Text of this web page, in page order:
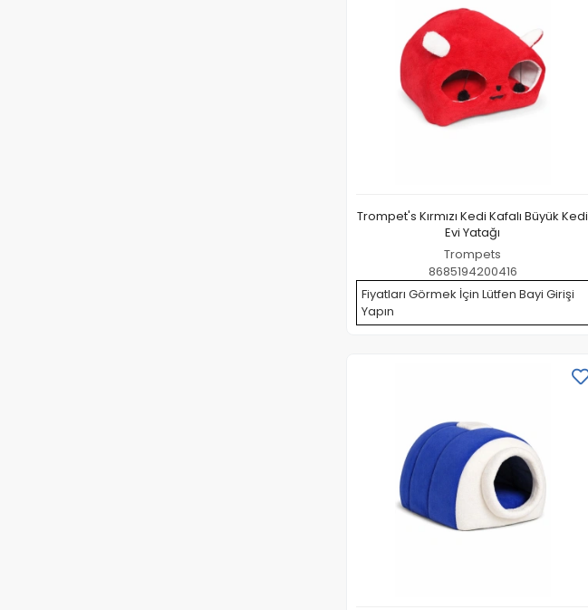
Trompet's Kırmızı Kedi Kafalı Büyük Kedi
Evi Yatağı
Trompets
8685194200416
Fiyatları Görmek İçin Lütfen Bayi Girişi
Yapın